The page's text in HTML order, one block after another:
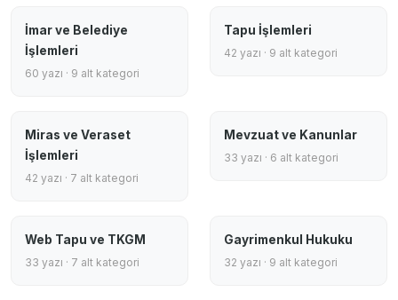
İmar ve Belediye
İşlemleri
60 yazı · 9 alt kategori
Tapu İşlemleri
42 yazı · 9 alt kategori
Miras ve Veraset
İşlemleri
42 yazı · 7 alt kategori
Mevzuat ve Kanunlar
33 yazı · 6 alt kategori
Web Tapu ve TKGM
33 yazı · 7 alt kategori
Gayrimenkul Hukuku
32 yazı · 9 alt kategori